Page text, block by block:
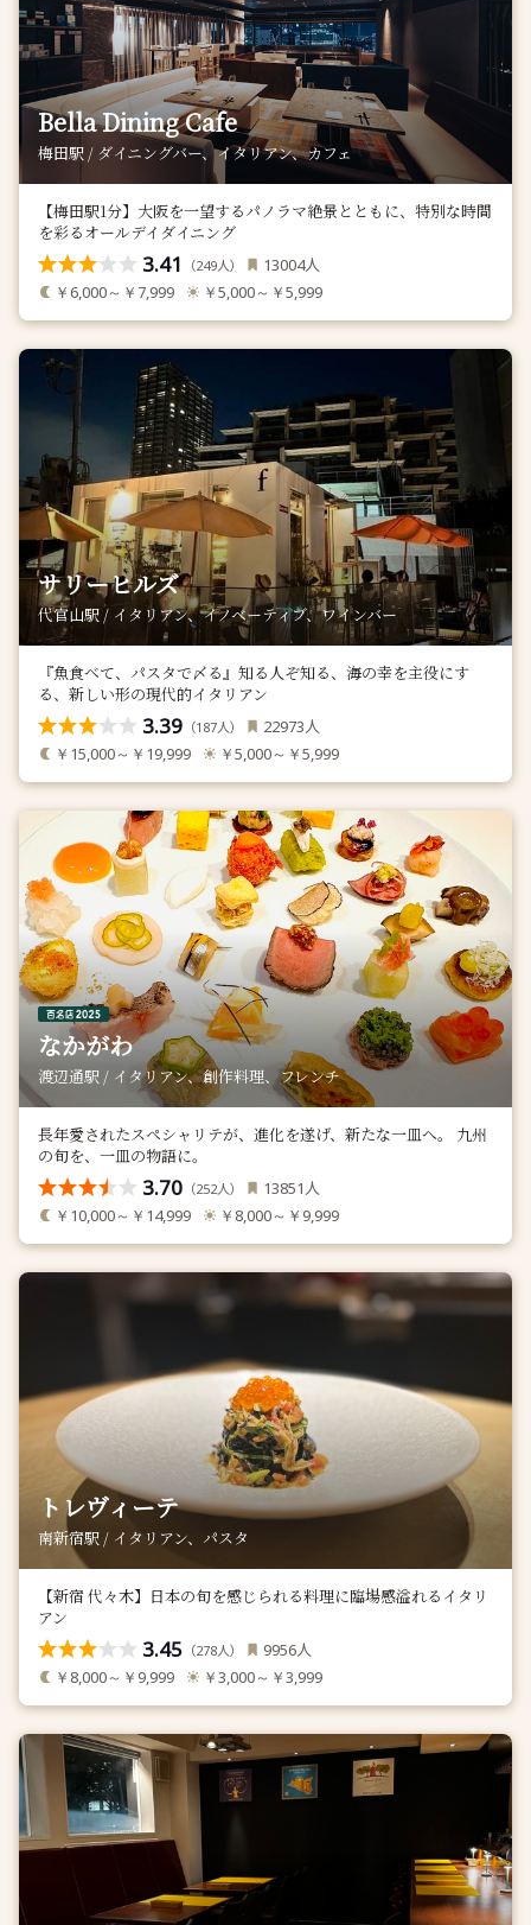
Bella Dining Cafe
梅田駅 / ダイニングバー、イタリアン、カフェ
【梅田駅1分】大阪を一望するパノラマ絶景とともに、特別な時間
を彩るオールデイダイニング
3.41 （249人） 13004人
￥6,000～￥7,999 ￥5,000～￥5,999
サリーヒルズ
代官山駅 / イタリアン、イノベーティブ、ワインバー
『魚食べて、パスタで〆る』知る人ぞ知る、海の幸を主役にす
る、新しい形の現代的イタリアン
3.39 （187人） 22973人
￥15,000～￥19,999 ￥5,000～￥5,999
なかがわ
渡辺通駅 / イタリアン、創作料理、フレンチ
長年愛されたスペシャリテが、進化を遂げ、新たな一皿へ。 九州
の旬を、一皿の物語に。
3.70 （252人） 13851 人
￥10,000～￥14,999 ￥8,000～￥9,999
トレヴィーテ
南新宿駅 / イタリアン、パスタ
【新宿 代々木】日本の旬を感じられる料理に臨場感溢れるイタリ
アン
3.45 （278人） 9956人
￥8,000～￥9,999 ￥3,000～￥3,999